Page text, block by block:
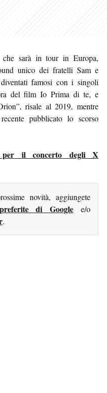
sarà in tour in Europa,
unico dei fratelli Sam e
famosi con i singoli
del film Io Prima di te, e
risale al 2019, mentre
pubblicato lo scorso
per il concerto degli X
novità, aggiungete
di Google e/o
.